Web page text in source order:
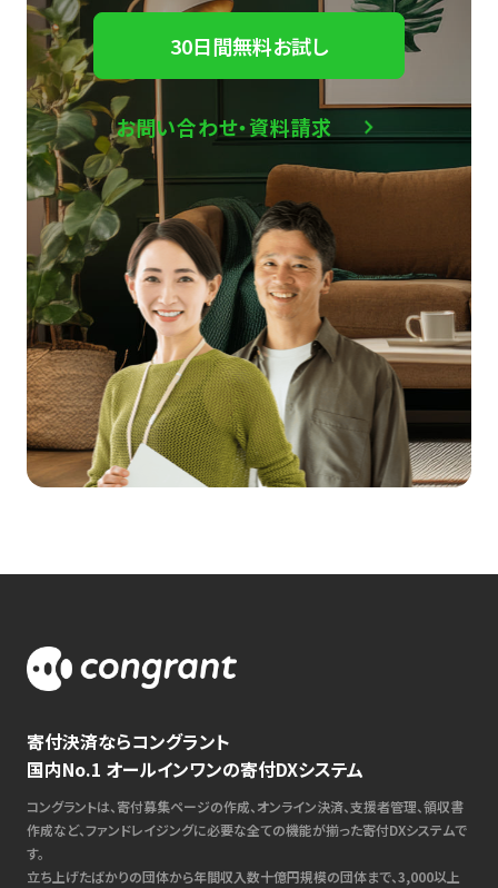
30日間無料お試し
お問い合わせ・資料請求
寄付決済ならコングラント
国内No.1 オールインワンの寄付DXシステム
コングラントは、寄付募集ページの作成、オンライン決済、支援者管理、領収書
作成など、ファンドレイジングに必要な全ての機能が揃った寄付DXシステムで
す。
立ち上げたばかりの団体から年間収入数十億円規模の団体まで、3,000以上